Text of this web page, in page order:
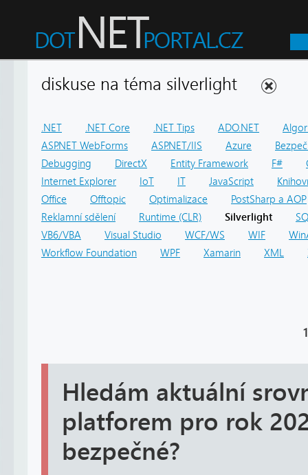
diskuse na téma silverlight
.NET .NET Core .NET Tips ADO.NET
ASP.NET WebForms
ASP.NET/IIS Azure
Debugging
DirectX Entity Framework F#
Internet Explorer
IoT IT JavaScript
Office
Offtopic Optimalizace
PostSharp a AOP
Reklamní sdělení
Runtime (CLR) Silverlight
VB6/VBA
Visual Studio WCF/WS WIF
Workflow Foundation
WPF Xamarin XML
1
Hledám aktuální
platforem pro rok
bezpečné?